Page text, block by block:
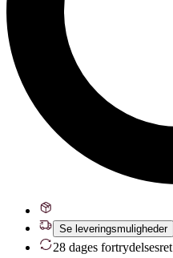
Se leveringsmuligheder
28 dages fortrydelsesret